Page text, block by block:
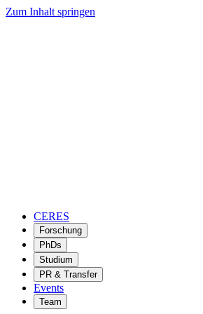
Zum Inhalt springen
CERES
Forschung
PhDs
Studium
PR & Transfer
Events
Team